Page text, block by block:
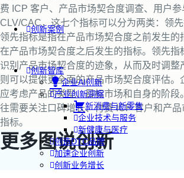
创新案例
创新智库
企业AI创新
产业创新洞察
新消费与新零售
企业技术与服务
新健康与医疗
创造DTC品牌
加速企业创新
创新业务增长
费 ICP 客户、产品市场契合度调查、用户
CLV/CAC，这七个指标可以分为两类：领先
领先指标是指在产品市场契合度之前发生的
在产品市场契合度之后发生的指标。领先指
识别产品市场契合度的迹象，从而及时调整
则可以提供更全面的产品市场契合度评估。
应考虑产品的类型、目标市场和自身的阶段
往需要关注口碑增长、付费 ICP 客户和产
指标。
更多图说创新